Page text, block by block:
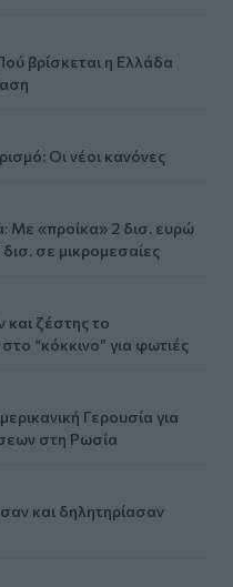
βρίσκεται η Ελλάδα
Οι νέοι κανόνες
Με «προίκα» 2 δισ. ευρώ
σε μικρομεσαίες
και ζέστης το
“κόκκινο” για φωτιές
Γερουσία για
στη Ρωσία
και δηλητηρίασαν